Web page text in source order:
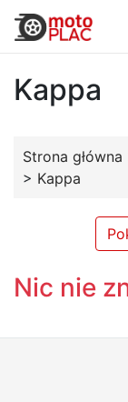
Kappa
Strona główna
> Kappa
Nic nie